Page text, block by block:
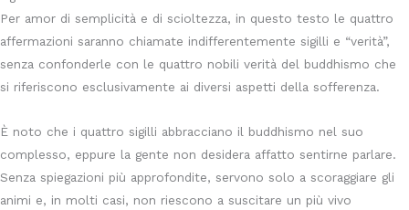
Per amor di semplicità e di scioltezza, in questo testo le quattro
affermazioni saranno chiamate indifferentemente sigilli e “verità”,
senza confonderle con le quattro nobili verità del buddhismo che
si riferiscono esclusivamente ai diversi aspetti della sofferenza.
È noto che i quattro sigilli abbracciano il buddhismo nel suo
complesso, eppure la gente non desidera affatto sentirne parlare.
Senza spiegazioni più approfondite, servono solo a scoraggiare gli
animi e, in molti casi, non riescono a suscitare un più vivo